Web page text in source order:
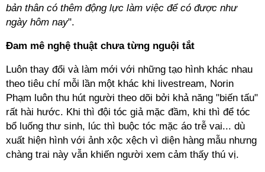
bản thân có thêm động lực làm việc để có được như
ngày hôm nay".
Đam mê nghệ thuật chưa từng nguội tắt
Luôn thay đổi và làm mới với những tạo hình khác nhau
theo tiêu chí mỗi lần một khác khi livestream, Norin
Phạm luôn thu hút người theo dõi bởi khả năng "biến tấu"
rất hài hước. Khi thì đội tóc giả mặc đầm, khi thì để tóc
bổ luống thư sinh, lúc thì buộc tóc mặc áo trễ vai... dù
xuất hiện hình với ảnh xộc xệch vì diện hàng mẫu nhưng
chàng trai này vẫn khiến người xem cảm thấy thú vị.